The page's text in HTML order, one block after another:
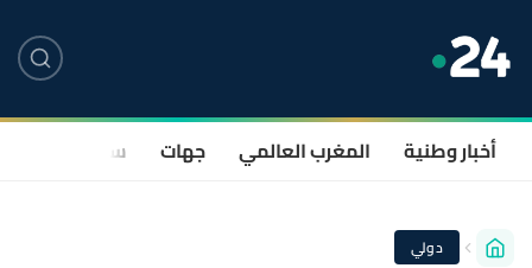
أخبار وطنية المغرب العالمي جهات سياسة
دولي